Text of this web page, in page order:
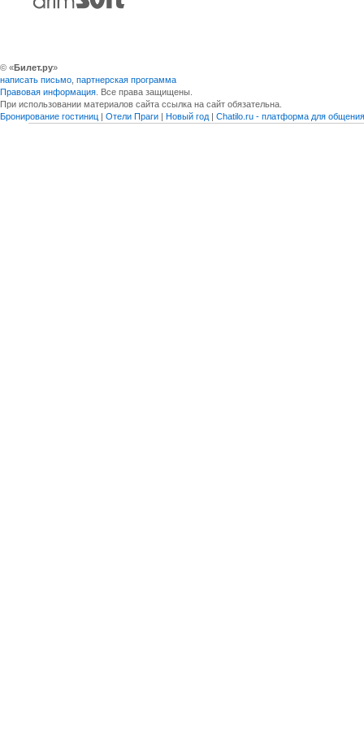
© «Билет.ру»
написать письмо партнерская программа
Правовая информация . Все права защищены.
При использовании материалов сайта ссылка на сайт обязательна.
Бронирование гостиниц | Отели Праги | Новый год | Chatilo.ru - платформа для